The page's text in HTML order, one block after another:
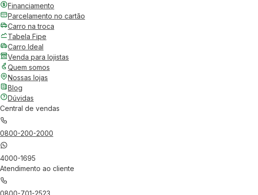
Financiamento
Parcelamento no cartão
Carro na troca
Tabela Fipe
Carro Ideal
Venda para lojistas
Quem somos
Nossas lojas
Blog
Dúvidas
Central de vendas
0800-200-2000
4000-1695
Atendimento ao cliente
0800-701-2523